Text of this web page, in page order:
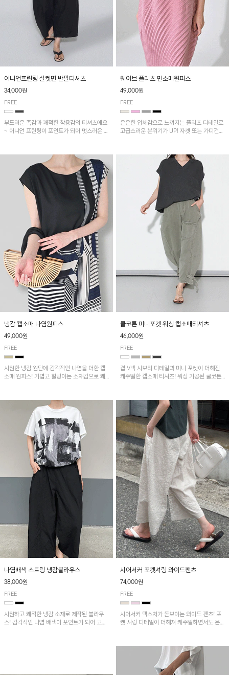
어니언프린팅 실켓면 반팔티셔츠
34,000원
FREE
부드러운 촉감과 쾌적한 착용감의 티셔츠에요
~ 어니언 프린팅이 포인트가 되어 멋스러운 아
웨이브 플리츠 민소매원피스
49,000원
FREE
은은한 입체감으로 느껴지는 플리츠 디테일로
고급스러운 분위기가 UP! 자켓 또는 가디건과
냉감 캡소매 나염원피스
49,000원
FREE
시원한 냉감 원단에 감각적인 나염을 더한 캡
소매 원피스! 가볍고 찰랑이는 소재감으로 쾌
쿨코튼 미니포켓 워싱 캡소매티셔츠
46,000원
FREE
겹 V넥 시보리 디테일과 미니 포켓이 더해진
캐주얼한 캡소매 티셔츠! 워싱 가공된 쿨코튼
나염배색 스트링 냉감블라우스
38,000원
FREE
시원하고 쾌적한 냉감 소재로 제작된 블라우
스! 감각적인 나염 배색이 포인트가 되어 고급
시어서커 포켓셔링 와이드팬츠
74,000원
FREE
시어서커 텍스처가 돋보이는 와이드 팬츠! 포
켓 셔링 디테일이 더해져 캐주얼하면서도 은은
다. 가볍고 쾌적한 착용감으로 여름철 데일리
아이템으로 활용하기 좋아요~